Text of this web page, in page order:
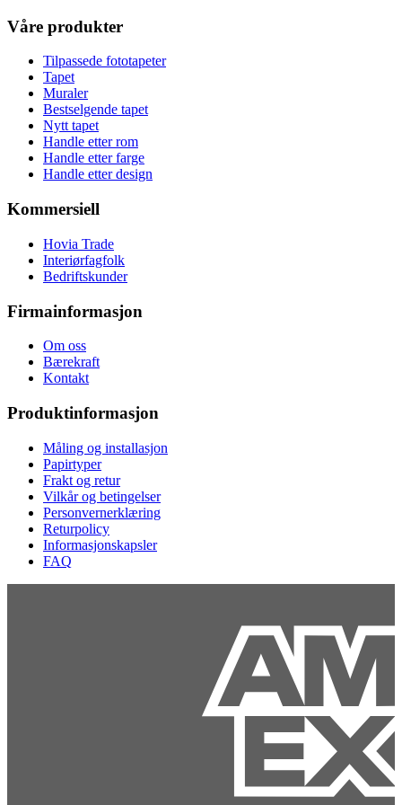
Våre produkter
Tilpassede fototapeter
Tapet
Muraler
Bestselgende tapet
Nytt tapet
Handle etter rom
Handle etter farge
Handle etter design
Kommersiell
Hovia Trade
Interiørfagfolk
Bedriftskunder
Firmainformasjon
Om oss
Bærekraft
Kontakt
Produktinformasjon
Måling og installasjon
Papirtyper
Frakt og retur
Vilkår og betingelser
Personvernerklæring
Returpolicy
Informasjonskapsler
FAQ